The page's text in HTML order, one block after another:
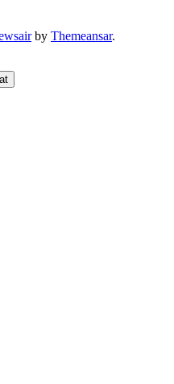
by Themeansar.